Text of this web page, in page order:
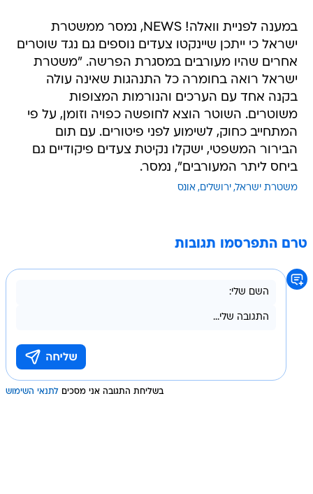
במענה לפניית וואלה! NEWS, נמסר ממשטרת
ישראל כי ייתכן שיינקטו צעדים נוספים גם נגד שוטרים
אחרים שהיו מעורבים במסגרת הפרשה. "משטרת
ישראל רואה בחומרה כל התנהגות שאינה עולה
בקנה אחד עם הערכים והנורמות המצופות
משוטרים. השוטר הוצא לחופשה כפויה וזומן, על פי
המתחייב כחוק, לשימוע לפני פיטורים. עם תום
הבירור המשפטי, ישקלו נקיטת צעדים פיקודיים גם
ביחס ליתר המעורבים", נמסר.
משטרת ישראל ירושלים אונס
טרם התפרסמו תגובות
בשליחת התגובה אני מסכים לתנאי השימוש